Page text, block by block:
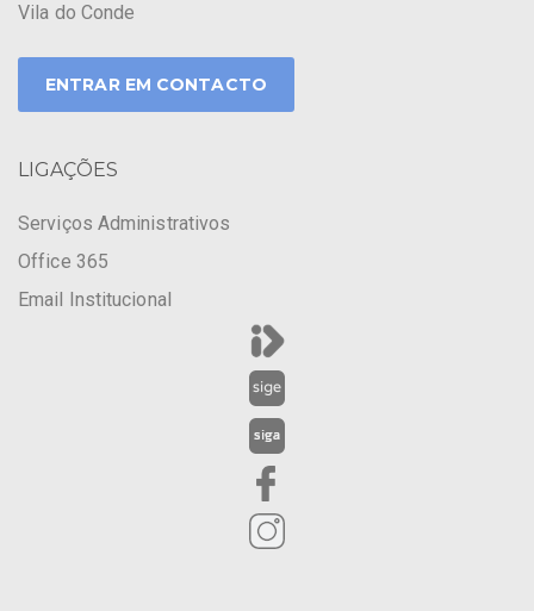
Vila do Conde
ENTRAR EM CONTACTO
LIGAÇÕES
Serviços Administrativos
Office 365
Email Institucional